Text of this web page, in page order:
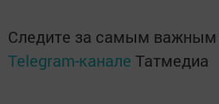
Следите за самым важным
Telegram-канале Татмедиа